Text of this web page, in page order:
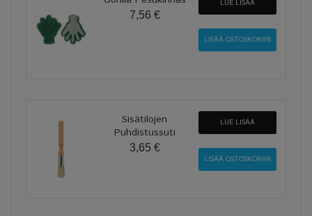
7,56 €
LUE LISÄÄ
Sisätilojen
Puhdistussuti
3,65 €
LUE LISÄÄ